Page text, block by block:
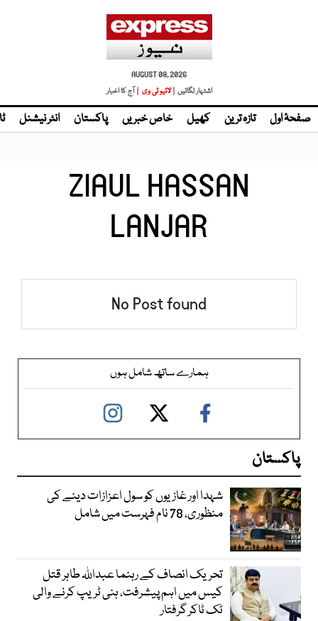
AUGUST 08, 2026
اشتہار لگائیں | لائیو ٹی وی | آج کا اخبار
صفحۂ اول تازہ ترین کھیل خاص خبریں پاکستان انٹر نیشنل
ZIAUL HASSAN
LANJAR
No Post found
ہمارے ساتھ شامل ہوں
پاکستان
شہدا اور غازیوں کو سول اعزازات دینے کی
منظوری، 78 نام فہرست میں شامل
تحریک انصاف کے رہنما عبداللہ طاہر قتل
کیس میں اہم پیشرفت، ہنی ٹریپ کرنے والی
ٹک ٹاکر گرفتار